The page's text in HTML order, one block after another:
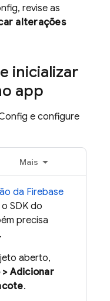
, revise as
alterações
inicializar
app
e configure
Mais
da Firebase
SDK do
precisa
.
aberto,
Adicionar
.